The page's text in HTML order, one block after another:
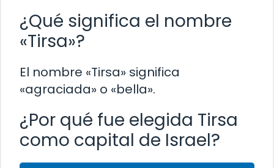
¿Qué significa el nombre
«Tirsa»?
El nombre «Tirsa» significa
«agraciada» o «bella».
¿Por qué fue elegida Tirsa
como capital de Israel?